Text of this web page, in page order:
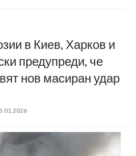
в Киев, Харков и
предупреди, че
нов масиран удар